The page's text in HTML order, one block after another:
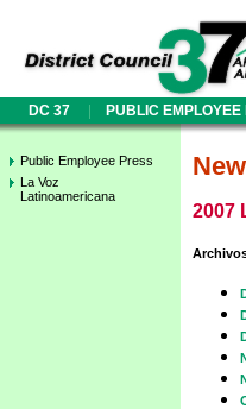
DC 37 | PUBLIC EMPLOYEE
Public Employee Press
La Voz
Latinoamericana
2007